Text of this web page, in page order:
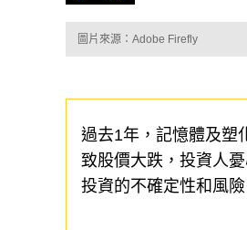
圖片來源：Adobe Firefly
過去1年，記憶體及塑
致股價大跌，投資人
投資的不確定性和風險